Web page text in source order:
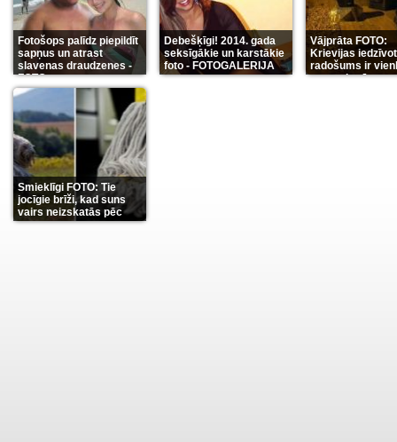
Fotošops palīdz piepildīt
sapņus un atrast
slavenas draudzenes -
FOTO(13)
Debešķīgi! 2014. gada
seksīgākie un karstākie
foto - FOTOGALERIJA
(9)
Vājprāta FOTO:
Krievijas
radošums ir
neaprakstāms
Smieklīgi FOTO: Tie
jocīgie brīži, kad suns
vairs neizskatās pēc
suņa(11)